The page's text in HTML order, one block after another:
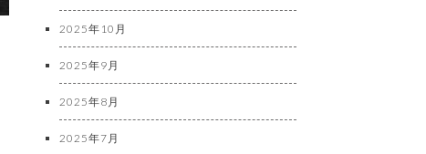
2025年10月
2025年9月
2025年8月
2025年7月